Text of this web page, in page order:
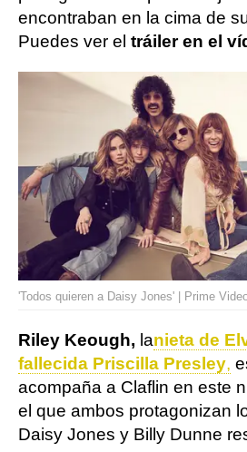
encontraban en la cima de
Puedes ver el tráiler en el
'Todos quieren a Daisy Jones' | Prime
Riley Keough, lanieta de
fallecida Priscilla Presley,
acompaña a Claflin en este
el que ambos protagonizan
Daisy Jones y Billy Dunne